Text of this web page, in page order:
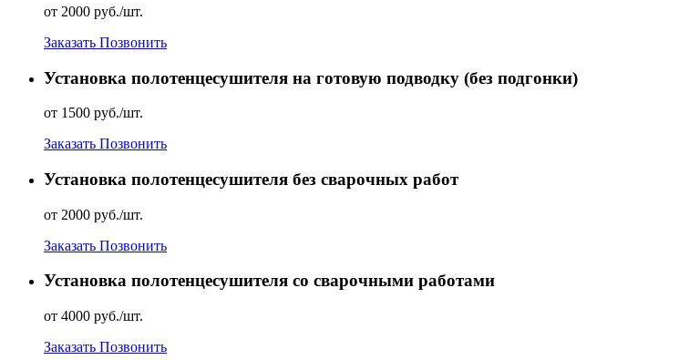
от 2000 руб./шт.
Заказать Позвонить
Установка полотенцесушителя на готовую подводку (без подгонки)
от 1500 руб./шт.
Заказать Позвонить
Установка полотенцесушителя без сварочных работ
от 2000 руб./шт.
Заказать Позвонить
Установка полотенцесушителя со сварочными работами
от 4000 руб./шт.
Заказать Позвонить